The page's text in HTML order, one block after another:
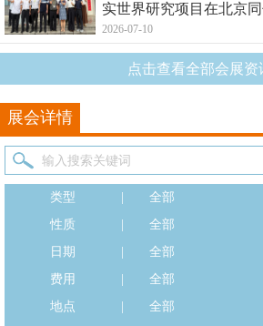
实世界研究项目在北京
2026-07-10
点击查看全部会展资
展会详情
类型
全部
性质
全部
日期
全部
费用
全部
地点
全部